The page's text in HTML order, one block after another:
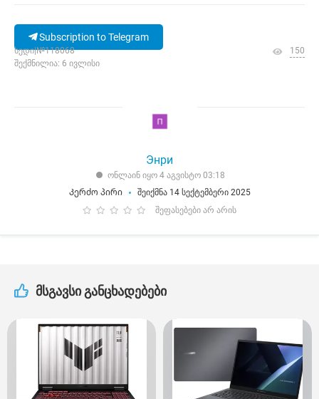
Subscription to Telegram
ხედი|№118068
შექმნილია: 6 ივლისი
150
Энри
ონლაინ იყო 4 აგვისტო 03:18
Კერძო პირი
შეიქმნა 14 სექტემბერი 2025
შეფასებები არ არის
მსგავსი განცხადებები